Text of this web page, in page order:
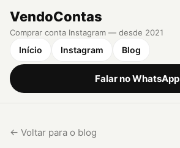
VendoContas
Comprar conta Instagram — desde 2021
Início Instagram Blog
Falar no WhatsApp
← Voltar para o blog